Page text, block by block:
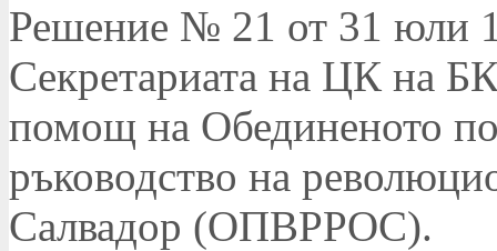
Решение № 21 от 31 юли
Секретариата на ЦК на
помощ на Обединеното
ръководство на
Салвадор (ОПВРРОС).